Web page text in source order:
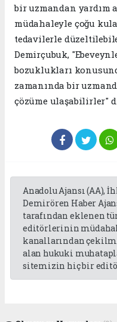
bir uzmandan yardım
müdahaleyle çoğu
tedavilerle
Demirçubuk,
bozuklukları
zamanında bir
çözüme ulaşabilirler"
Anadolu Ajansı (AA),
Demirören Haber
tarafından eklenen
editörlerinin
kanallarından
alan hukuki
sitemizin hiç bir